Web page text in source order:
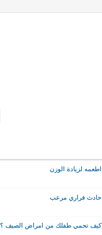
اطعمه لزيادة الوزن
حادث فراري مرعب
كيف تحمي طفلك من امراض الصيف ؟